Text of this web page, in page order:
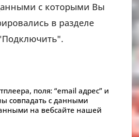
с которыми Вы
в разделе
поля: “email адрес” и
совпадать с данными
на вебсайте нашей